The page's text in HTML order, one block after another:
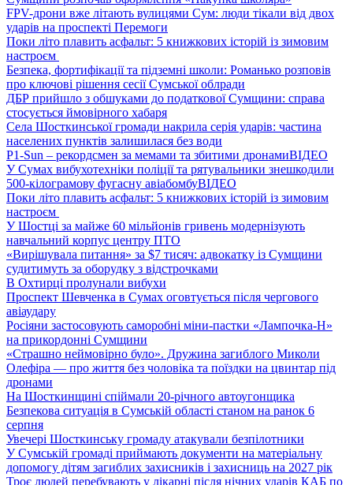
FPV-дрони вже літають вулицями Сум: люди тікали від двох
ударів на проспекті Перемоги
Поки літо плавить асфальт: 5 книжкових історій із зимовим
настроєм
Безпека, фортифікації та підземні школи: Романько розповів
про ключові рішення сесії Сумської облради
ДБР прийшло з обшуками до податкової Сумщини: справа
стосується ймовірного хабаря
Села Шосткинської громади накрила серія ударів: частина
населених пунктів залишилася без води
P1-Sun – рекордсмен за мемами та збитими дронамиВІДЕО
У Сумах вибухотехніки поліції та рятувальники знешкодили
500-кілограмову фугасну авіабомбуВІДЕО
Поки літо плавить асфальт: 5 книжкових історій із зимовим
настроєм
У Шостці за майже 60 мільйонів гривень модернізують
навчальний корпус центру ПТО
«Вирішувала питання» за $7 тисяч: адвокатку із Сумщини
судитимуть за оборудку з відстрочками
В Охтирці пролунали вибухи
Проспект Шевченка в Сумах оговтується після чергового
авіаудару
Росіяни застосовують саморобні міни-пастки «Лампочка-Н»
на прикордонні Сумщини
«Страшно неймовірно було». Дружина загиблого Миколи
Олефіра — про життя без чоловіка та поїздки на цвинтар під
дронами
На Шосткинщині спіймали 20-річного автоугонщика
Безпекова ситуація в Сумській області станом на ранок 6
серпня
Увечері Шосткинську громаду атакували безпілотники
У Сумській громаді приймають документи на матеріальну
допомогу дітям загиблих захисників і захисниць на 2027 рік
Троє людей перебувають у лікарні після нічних ударів КАБ по